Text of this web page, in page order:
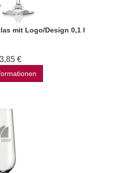
mit Logo/Design 0,1 l
€